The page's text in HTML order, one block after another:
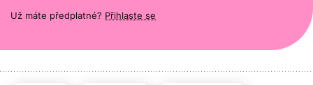
Už máte předplatné? Přihlaste se